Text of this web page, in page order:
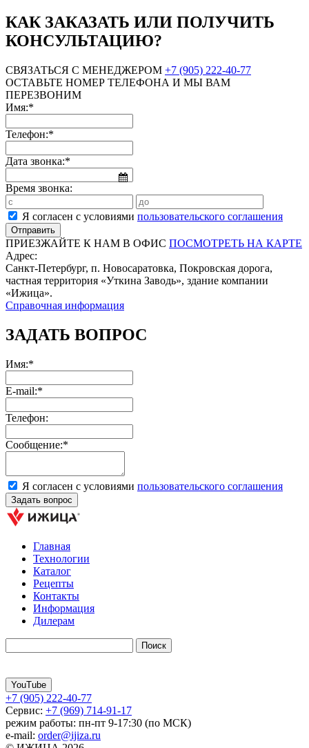
КАК ЗАКАЗАТЬ ИЛИ ПОЛУЧИТЬ
КОНСУЛЬТАЦИЮ?
СВЯЗАТЬСЯ С МЕНЕДЖЕРОМ +7 (905) 222-40-77
ОСТАВЬТЕ НОМЕР ТЕЛЕФОНА И МЫ ВАМ
ПЕРЕЗВОНИМ
Имя:*
Телефон:*
Дата звонка:*
Время звонка:
Я согласен с условиями пользовательского соглашения
ПРИЕЗЖАЙТЕ К НАМ В ОФИС ПОСМОТРЕТЬ НА КАРТЕ
Адрес:
Санкт-Петербург, п. Новосаратовка, Покровская дорога,
частная территория «Уткина Заводь», здание компании
«Ижица».
Справочная информация
ЗАДАТЬ ВОПРОС
Имя:*
E-mail:*
Телефон:
Сообщение:*
Я согласен с условиями пользовательского соглашения
Главная
Технологии
Каталог
Рецепты
Контакты
Информация
Дилерам
YouTube
+7 (905) 222-40-77
Сервис: +7 (969) 714-91-17
режим работы: пн-пт 9-17:30 (по МСК)
e-mail: order@ijiza.ru